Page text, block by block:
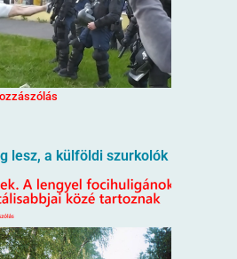
lesz, a külföldi szurkolók